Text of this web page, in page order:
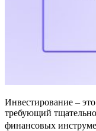
Инвестирование –
требующий
финансовых